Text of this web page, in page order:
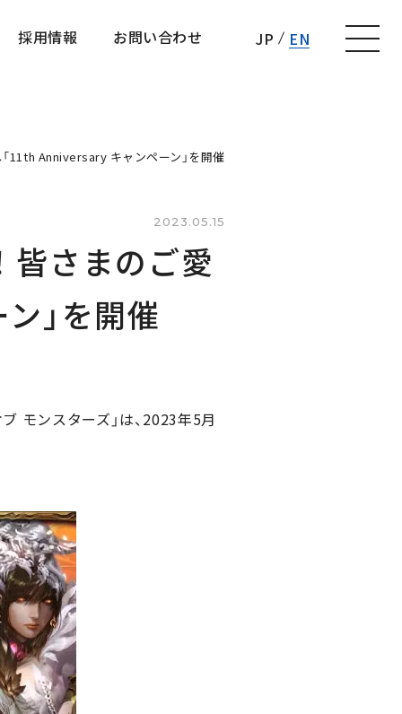
採用情報
お問い合わせ
JP EN
11th Anniversary キャンペーン」を開催
2023.05.15
皆さまのご愛
」を開催
モンスターズ」は、2023年5月